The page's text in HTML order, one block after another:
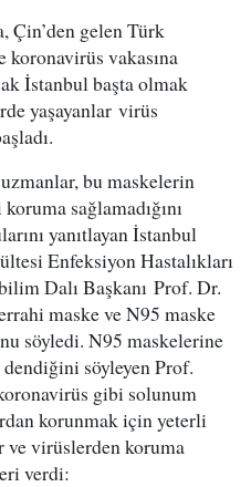
Çin’den gelen Türk
koronavirüs vakasına
İstanbul başta olmak
yaşayanlar virüs
uzmanlar, bu maskelerin
sağlamadığını
yanıtlayan İstanbul
Enfeksiyon Hastalıkları
Dalı Başkanı Prof. Dr.
maske ve N95 maske
söyledi. N95 maskelerine
söyleyen Prof.
gibi solunum
korunmak için yeterli
virüslerden koruma
verdi: